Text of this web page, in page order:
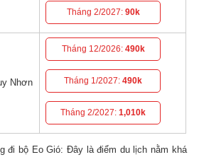
Tháng 2/2027: 90k
Nhơn
Tháng 12/2026: 490k
Tháng 1/2027:490k
Tháng 2/2027:1,010k
đi bộ Eo Gió: Đây là điểm du lịch nằm khá